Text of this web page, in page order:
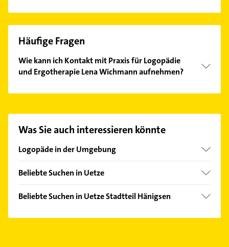
Häufige Fragen
Wie kann ich Kontakt mit Praxis für Logopädie
und Ergotherapie Lena Wichmann aufnehmen?
auswählen. Hier finden Sie alleKontaktdaten
Was Sie auch interessieren könnte
Logopäde in der Umgebung
Lehrte
Isernhagen
Beliebte Suchen in Uetze
Physikalische Therapie
Krankengymnastik
Beliebte Suchen in Uetze Stadtteil Hänigsen